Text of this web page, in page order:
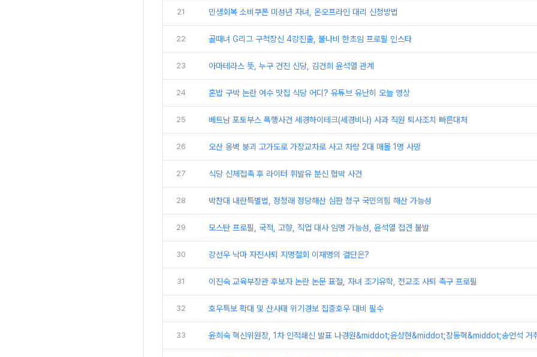
21 민생회복 소비쿠폰 미성년 자녀, 온오프라인 대리 신청방법
22 골때녀 G리그 구척장신 4강진출, 불나비 한초임 프로필 인스타
23 아마테라스 뜻, 누구 건진 신당, 김건희 윤석열 관계
24 혼밥 구박 논란 여수 맛집 식당 어디? 유튜브 유난히 오늘 영상
25 베트남 포토부스 폭행사건 세경하이테크(세경비나) 사과 직원 퇴사조치 빠른대처
26 오산 옹벽 붕괴 고가도로 가장교차로 사고 차량 2대 매몰 1명 사망
27 식당 신체접촉 후 라이터 휘발유 분신 협박 사건
28 박찬대 내란특별법, 정청래 정당해산 심판 청구 국민의힘 해산 가능성
29 모스탄 프로필, 국적, 고향, 직업 대사 임명 가능성, 윤석열 접견 불발
30 강선우 낙마 자진사퇴 지명철회 이재명의 결단은?
31 이진숙 교육부장관 후보자 논란 논문 표절, 자녀 조기유학, 전교조 사퇴 촉구 프로필
32 호우특보 확대 및 산사태 위기경보 집중호우 대비 필수
33 윤희숙 혁신위원장, 1차 인적쇄신 발표 나경원&middot;윤상현&middot;장동혁&middot;송언석 거